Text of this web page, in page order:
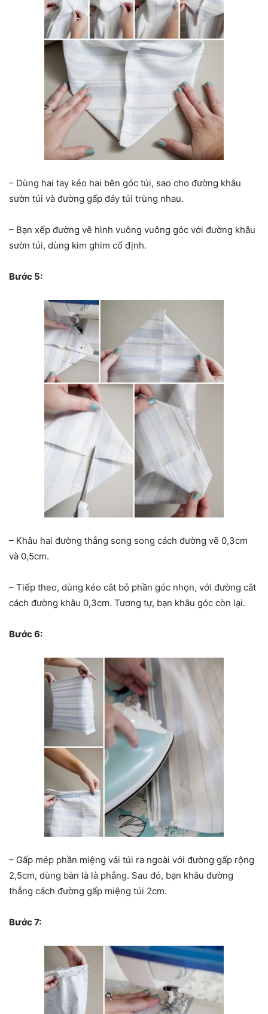
– Dùng hai tay kéo hai bên góc túi, sao cho đường khâu
sườn túi và đường gấp đáy túi trùng nhau.
– Bạn xếp đường vẽ hình vuông vuông góc với đường khâu
sườn túi, dùng kim ghim cố định.
Bước 5:
– Khâu hai đường thẳng song song cách đường vẽ 0,3cm
và 0,5cm.
– Tiếp theo, dùng kéo cắt bỏ phần góc nhọn, với đường cắt
cách đường khâu 0,3cm. Tương tự, bạn khâu góc còn lại.
Bước 6:
– Gấp mép phần miệng vải túi ra ngoài với đường gấp rộng
2,5cm, dùng bàn là là phẳng. Sau đó, bạn khâu đường
thẳng cách đường gấp miệng túi 2cm.
Bước 7: